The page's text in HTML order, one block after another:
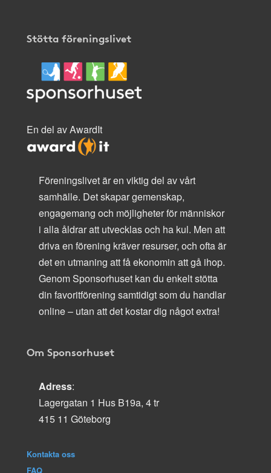
Stötta föreningslivet
En del av AwardIt
Föreningslivet är en viktig del av vårt
samhälle. Det skapar gemenskap,
engagemang och möjligheter för människor
i alla åldrar att utvecklas och ha kul. Men att
driva en förening kräver resurser, och ofta är
det en utmaning att få ekonomin att gå ihop.
Genom Sponsorhuset kan du enkelt stötta
din favoritförening samtidigt som du handlar
online – utan att det kostar dig något extra!
Om Sponsorhuset
Adress:
Lagergatan 1 Hus B19a, 4 tr
415 11 Göteborg
Kontakta oss
FAQ